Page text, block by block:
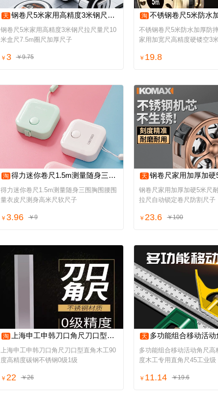
天 钢卷尺5米家用高精度3米钢尺拉尺量尺10米盒尺7.5m圈尺加厚尺子
钢卷尺5米家用高精度3米钢尺拉尺量尺10
米盒尺7.5m圈尺加厚尺子
￥ 3 ￥9.75
淘 不锈钢卷尺5米防水加厚防摔高精度耐磨家用
不锈钢卷尺5米防水加厚防
家用加宽尺高精度硬镂空3
￥ 19.8
淘 得力迷你卷尺1.5m测量随身三围胸围腰围量衣皮尺测身高米尺软尺子
得力迷你卷尺1.5m测量随身三围胸围腰围
量衣皮尺测身高米尺软尺子
￥ 3.96 ￥9
天 钢卷尺家用加厚加硬5米尺耐磨防摔迷你拉尺
钢卷尺家用加厚加硬5米尺
拉尺自动锁定卷尺防割尺子
￥ 23.6 ￥100
淘 上海申工申韩刀口角尺刀口型直角木工90度高精度碳钢不锈钢0级1级
上海申工申韩刀口角尺刀口型直角木工90
度高精度碳钢不锈钢0级1级
￥ 22 ￥26
天 多功能组合移动活动角尺高精度不锈钢90度木
多功能组合移动活动角尺高
度木工专用直角尺45工业级
￥ 11.14 ￥19.6